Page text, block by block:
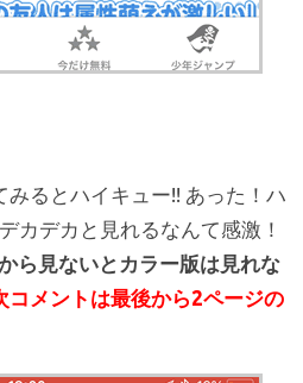
るとハイキュー!! あった！ハ
カデカと見れるなんて感激！
ら見ないとカラー版は見れな
コメントは最後から2ページの